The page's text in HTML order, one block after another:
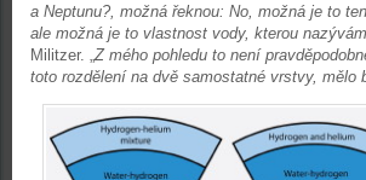
a Neptunu?, možná řeknou: No, možná je to
ale možná je to vlastnost vody, kterou
Militzer. „Z mého pohledu to není
toto rozdělení na dvě samostatné vrstvy, mělo